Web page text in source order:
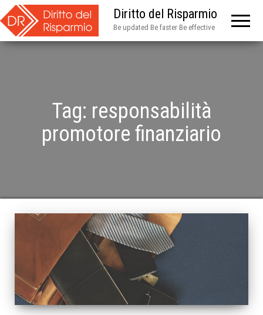
Diritto del Risparmio
Be updated Be faster Be effective
Tag: responsabilità
promotore finanziario